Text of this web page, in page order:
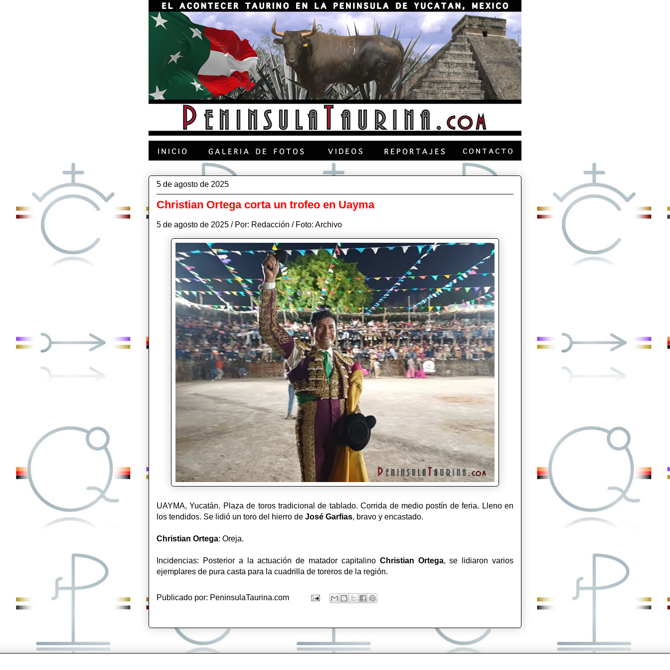
5 de agosto de 2025
Christian Ortega corta un trofeo en Uayma
5 de agosto de 2025 / Por: Redacción / Foto: Archivo
UAYMA, Yucatán. Plaza de toros tradicional de tablado. Corrida de medio postín de feria. Lleno en
los tendidos. Se lidió un toro del hierro de José Garfias, bravo y encastado.
Christian Ortega: Oreja.
Incidencias: Posterior a la actuación de matador capitalino Christian Ortega, se lidiaron varios
ejemplares de pura casta para la cuadrilla de toreros de la región.
Publicado por: PeninsulaTaurina.com